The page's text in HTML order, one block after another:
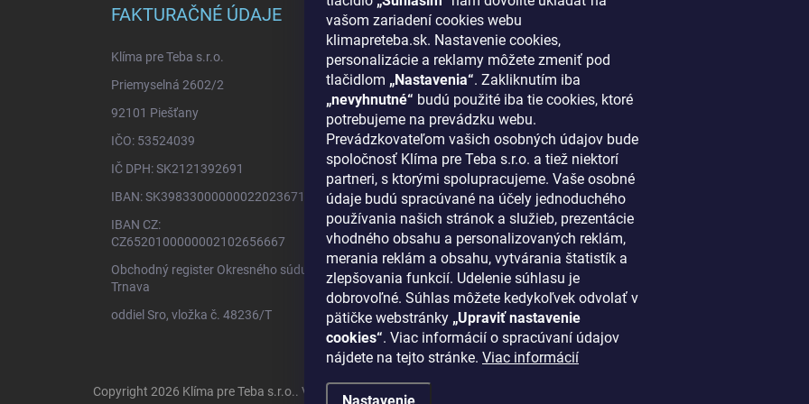
vašom zariadení cookies webu
klimapreteba.sk. Nastavenie cookies,
personalizácie a reklamy môžete zmeniť pod
tlačidlom „Nastavenia“. Zakliknutím iba
„nevyhnutné“ budú použité iba tie cookies, ktoré
potrebujeme na prevádzku webu.
Prevádzkovateľom vašich osobných údajov bude
spoločnosť Klíma pre Teba s.r.o. a tiež niektorí
partneri, s ktorými spolupracujeme. Vaše osobné
údaje budú spracúvané na účely jednoduchého
používania našich stránok a služieb, prezentácie
vhodného obsahu a personalizovaných reklám,
merania reklám a obsahu, vytvárania štatistík a
zlepšovania funkcií. Udelenie súhlasu je
dobrovoľné. Súhlas môžete kedykoľvek odvolať v
pätičke webstránky „Upraviť nastavenie
cookies“. Viac informácií o spracúvaní údajov
nájdete na tejto stránke. Viac informácií
FAKTURAČNÉ ÚDAJE
Klíma pre Teba s.r.o.
Priemyselná 2602/2
92101 Piešťany
IČO: 53524039
IČ DPH: SK2121392691
IBAN: SK3983300000002202367125
IBAN CZ:
CZ6520100000002102656667
Obchodný register Okresného súdu
Trnava
oddiel Sro, vložka č. 48236/T
INFORMÁCIE PRE VÁS
O nás
Ako nakupovať
Bonusový systém
Reklamácie a vrátenie tovaru
Blog - najnovšie články
Obchodné podmienky
Podmienky ochrany osobných údajov
Odstúpenie od zmluvy
Kontakty
https://
Copyright 2026 Klíma pre Teba s.r.o.. Všetky práva vyhradené.